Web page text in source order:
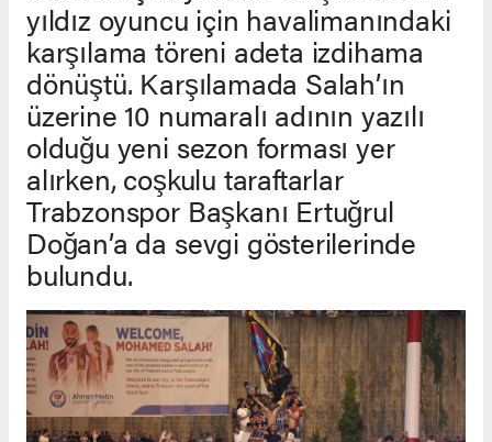
yıldız oyuncu için havalimanındaki
karşılama töreni adeta izdihama
dönüştü. Karşılamada Salah’ın
üzerine 10 numaralı adının yazılı
olduğu yeni sezon forması yer
alırken, coşkulu taraftarlar
Trabzonspor Başkanı Ertuğrul
Doğan’a da sevgi gösterilerinde
bulundu.